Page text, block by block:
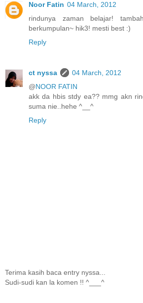
Noor Fatin 04 March, 2012
rindunya zaman belajar!
berkumpulan~ hik3! mesti best :)
Reply
ct nyssa
04 March, 2012
@NOOR FATIN
akk da hbis stdy ea?? mmg akn
suma nie..hehe ^__^
Reply
Terima kasih baca entry nyssa...
Sudi-sudi kan la komen !! ^___^